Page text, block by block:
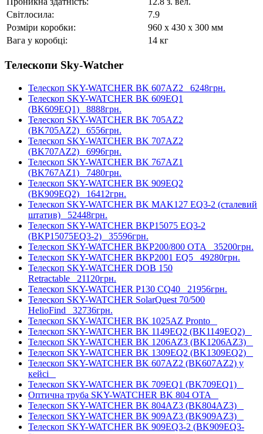
Світлосила:
7.9
Розміри коробки:
960 x 430 x 300 мм
Вага у коробці:
14 кг
Телескопи Sky-Watcher
Телескоп SKY-WATCHER BK 607AZ2 6248грн.
Телескоп SKY-WATCHER BK 609EQ1
(BK609EQ1) 8888грн.
Телескоп SKY-WATCHER BK 705AZ2
(BK705AZ2) 6556грн.
Телескоп SKY-WATCHER BK 707AZ2
(BK707AZ2) 6996грн.
Телескоп SKY-WATCHER BK 767AZ1
(BK767AZ1) 7480грн.
Телескоп SKY-WATCHER BK 909EQ2
(BK909EQ2) 16412грн.
Телескоп SKY-WATCHER BK MAK127 EQ3-2 (сталевий
штатив) 52448грн.
Телескоп SKY-WATCHER BKP15075 EQ3-2
(BKP15075EQ3-2) 35596грн.
Телескоп SKY-WATCHER BKP200/800 OTA 35200грн.
Телескоп SKY-WATCHER BKP2001 EQ5 49280грн.
Телескоп SKY-WATCHER DOB 150
Retractable 21120грн.
Телескоп SKY-WATCHER P130 СQ40 21956грн.
Телескоп SKY-WATCHER SolarQuest 70/500
HelioFind 32736грн.
Телескоп SKY-WATCHER BK 1025AZ Pronto
Телескоп SKY-WATCHER BK 1149EQ2 (BK1149EQ2)
Телескоп SKY-WATCHER BK 1206AZ3 (BK1206AZ3)
Телескоп SKY-WATCHER BK 1309EQ2 (BK1309EQ2)
Телескоп SKY-WATCHER BK 607AZ2 (BK607AZ2) у
кейсі
Телескоп SKY-WATCHER BK 709EQ1 (BK709EQ1)
Оптична труба SKY-WATCHER BK 804 OTA
Телескоп SKY-WATCHER BK 804AZ3 (BK804AZ3)
Телескоп SKY-WATCHER BK 909AZ3 (BK909AZ3)
Телескоп SKY-WATCHER BK 909EQ3-2 (BK909EQ3-